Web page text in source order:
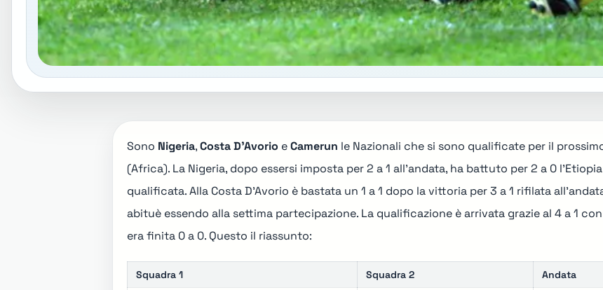
Sono Nigeria,Costa D'Avorio eCamerun le Nazionali che si sono qualificate per il
(Africa). La Nigeria, dopo essersi imposta per 2 a 1 all'andata, ha battuto per 2 a 0
qualificata. Alla Costa D'Avorio è bastata un 1 a 1 dopo la vittoria per 3 a 1 rifilata
abituè essendo alla settima partecipazione. La qualificazione è arrivata grazie al 4 a 1
era finita 0 a 0. Questo il riassunto:
Squadra 1 Squadra 2 Andata